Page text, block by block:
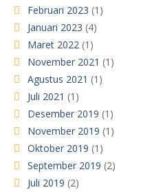
Februari 2023 (1)
Januari 2023 (4)
Maret 2022 (1)
November 2021 (1)
Agustus 2021 (1)
Juli 2021 (1)
Desember 2019 (1)
November 2019 (1)
Oktober 2019 (1)
September 2019 (2)
Juli 2019 (2)